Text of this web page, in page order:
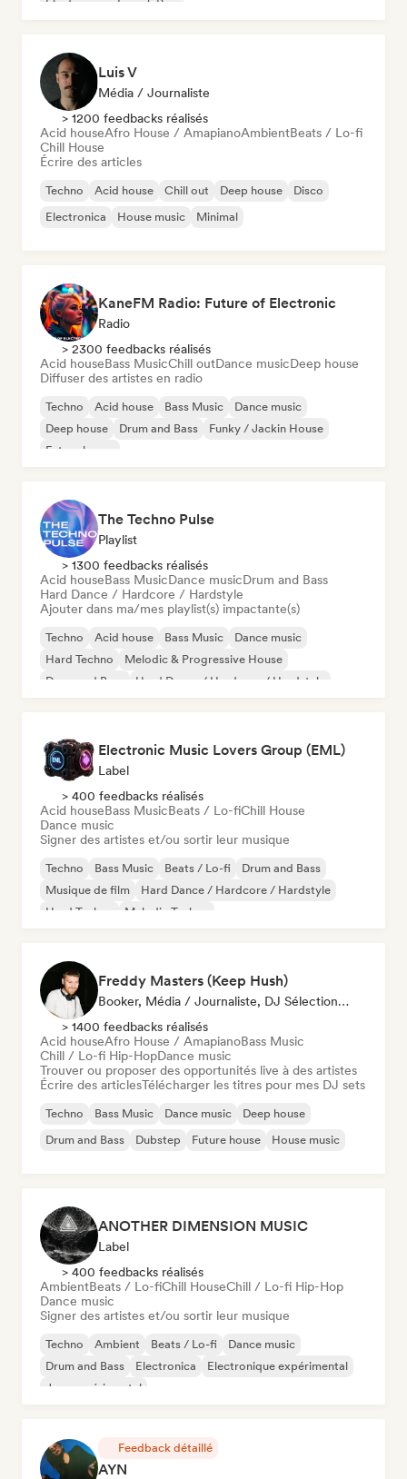
Electropop French Pop
Luis V
Média / Journaliste
> 1200 feedbacks réalisés
Acid houseAfro House / AmapianoAmbientBeats / Lo-fi
Chill House
Écrire des articles
Techno Acid house Chill out Deep house
Disco
Electronica
House music Minimal
KaneFM Radio: Future of Electronic
Radio
> 2300 feedbacks réalisés
Acid houseBass MusicChill outDance musicDeep house
Diffuser des artistes en radio
Techno Acid house Bass Music
Dance music
Deep house
Drum and Bass
Funky / Jackin House
Future house
The Techno Pulse
Playlist
> 1300 feedbacks réalisés
Acid houseBass MusicDance musicDrum and Bass
Hard Dance / Hardcore / Hardstyle
Ajouter dans ma/mes playlist(s) impactante(s)
Techno Acid house Bass Music
Dance music
Hard Techno
Melodic & Progressive House
Drum and Bass
Hard Dance / Hardcore / Hardstyle
Electronic Music Lovers Group (EML)
Label
> 400 feedbacks réalisés
Acid houseBass MusicBeats / Lo-fiChill House
Dance music
Signer des artistes et/ou sortir leur musique
Techno Bass Music Beats / Lo-fi
Drum and Bass
Musique de film
Hard Dance / Hardcore / Hardstyle
Hard Techno
Melodic Techno
Freddy Masters (Keep Hush)
Booker, Média / Journaliste, DJ Sélectionné·e
> 1400 feedbacks réalisés
Acid houseAfro House / AmapianoBass Music
Chill / Lo-fi Hip-HopDance music
Trouver ou proposer des opportunités live à des artistes
Écrire des articlesTélécharger les titres pour mes DJ sets
Techno Bass Music Dance music
Deep house
Drum and Bass
Dubstep Future house House music
ANOTHER DIMENSION MUSIC
Label
> 400 feedbacks réalisés
AmbientBeats / Lo-fiChill HouseChill / Lo-fi Hip-Hop
Dance music
Signer des artistes et/ou sortir leur musique
Techno Ambient Beats / Lo-fi
Dance music
Drum and Bass
Electronica
Electronique expérimental
Jazz expérimental
Feedback détaillé
AYN